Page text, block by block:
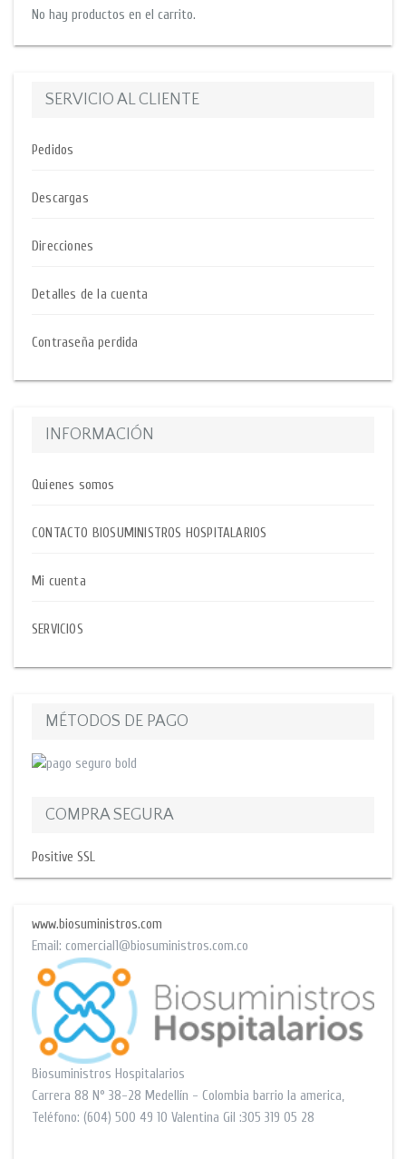
No hay productos en el carrito.
SERVICIO AL CLIENTE
Pedidos
Descargas
Direcciones
Detalles de la cuenta
Contraseña perdida
INFORMACIÓN
Quienes somos
CONTACTO BIOSUMINISTROS HOSPITALARIOS
Mi cuenta
SERVICIOS
MÉTODOS DE PAGO
COMPRA SEGURA
Positive SSL
www.biosuministros.com
Email: comercial1@biosuministros.com.co
Biosuministros Hospitalarios
Carrera 88 N° 38-28 Medellín - Colombia barrio la america,
Teléfono: (604) 500 49 10 Valentina Gil :305 319 05 28